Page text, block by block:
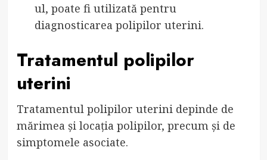
ul, poate fi utilizată pentru
diagnosticarea polipilor uterini.
Tratamentul polipilor
uterini
Tratamentul polipilor uterini depinde de
mărimea și locația polipilor, precum și de
simptomele asociate.